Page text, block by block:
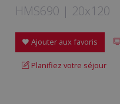
HMS690 | 20x120
Ajouter aux favoris
Planifiez votre séjour